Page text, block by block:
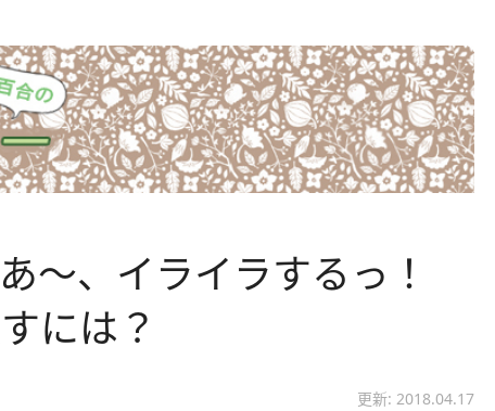
あ～、イライラするっ！
には？
更新: 2018.04.17